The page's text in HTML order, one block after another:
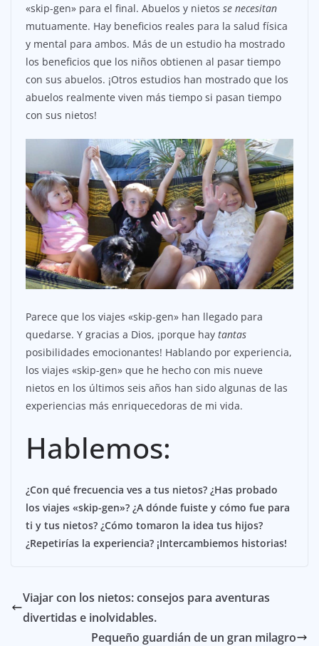
«skip-gen» para el final. Abuelos y nietos se necesitan
mutuamente. Hay beneficios reales para la salud física
y mental para ambos. Más de un estudio ha mostrado
los beneficios que los niños obtienen al pasar tiempo
con sus abuelos. ¡Otros estudios han mostrado que los
abuelos realmente viven más tiempo si pasan tiempo
con sus nietos!
Parece que los viajes «skip-gen» han llegado para
quedarse. Y gracias a Dios, ¡porque hay tantas
posibilidades emocionantes! Hablando por experiencia,
los viajes «skip-gen» que he hecho con mis nueve
nietos en los últimos seis años han sido algunas de las
experiencias más enriquecedoras de mi vida.
Hablemos:
¿Con qué frecuencia ves a tus nietos? ¿Has probado
los viajes «skip-gen»? ¿A dónde fuiste y cómo fue para
ti y tus nietos? ¿Cómo tomaron la idea tus hijos?
¿Repetirías la experiencia? ¡Intercambiemos historias!
Viajar con los nietos: consejos para aventuras
divertidas e inolvidables.
Pequeño guardián de un gran milagro